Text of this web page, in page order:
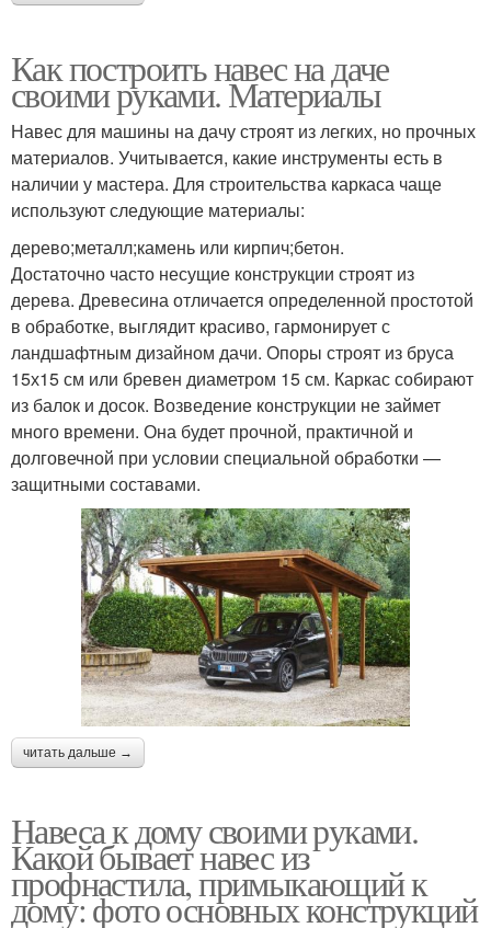
Как построить навес на даче
своими руками. Материалы
Навес для машины на дачу строят из легких, но прочных
материалов. Учитывается, какие инструменты есть в
наличии у мастера. Для строительства каркаса чаще
используют следующие материалы:
дерево;металл;камень или кирпич;бетон.
Достаточно часто несущие конструкции строят из
дерева. Древесина отличается определенной простотой
в обработке, выглядит красиво, гармонирует с
ландшафтным дизайном дачи. Опоры строят из бруса
15х15 см или бревен диаметром 15 см. Каркас собирают
из балок и досок. Возведение конструкции не займет
много времени. Она будет прочной, практичной и
долговечной при условии специальной обработки —
защитными составами.
читать дальше →
Навеса к дому своими руками.
Какой бывает навес из
профнастила, примыкающий к
дому: фото основных конструкций